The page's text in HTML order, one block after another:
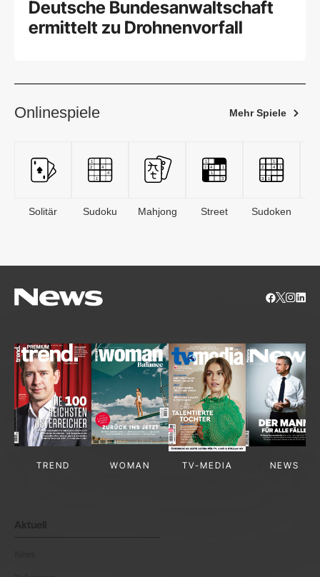
Deutsche Bundesanwaltschaft
ermittelt zu Drohnenvorfall
Onlinespiele Mehr Spiele
Solitär Sudoku Mahjong Street Sudoken
TREND WOMAN TV-MEDIA NEWS